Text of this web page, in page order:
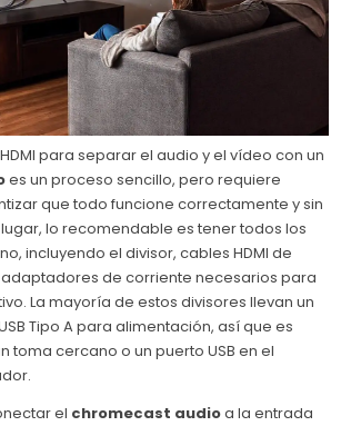
para separar el audio y el vídeo con un
es un proceso sencillo, pero requiere
que todo funcione correctamente y sin
lo recomendable es tener todos los
incluyendo el divisor, cables HDMI de
de corriente necesarios para
La mayoría de estos divisores llevan un
Tipo A para alimentación, así que es
toma cercano o un puerto USB en el
el chromecast audioa la entrada